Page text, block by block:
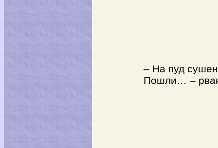
– На пуд
Пошли… –